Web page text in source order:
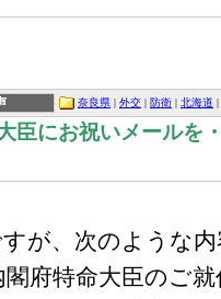
奈良県 外交 防衛 北海道
臣にお祝いメールを
が、次のような
府特命大臣のご